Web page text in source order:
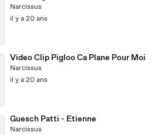
Narcissus
il y a 20 ans
Video Clip Pigloo Ca Plane Pour Moi
Narcissus
il y a 20 ans
Guesch Patti - Etienne
Narcissus